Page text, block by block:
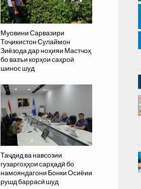
Муовини Сарвазири
Тоҷикистон Сулаймон
Зиёзода дар ноҳияи Мастчоҳ
бо вазъи корҳои саҳроӣ
шинос шуд
Таҷдид ва навсозии
гузаргоҳҳои сарҳадӣ бо
намояндагони Бонки Осиёии
рушд баррасӣ шуд